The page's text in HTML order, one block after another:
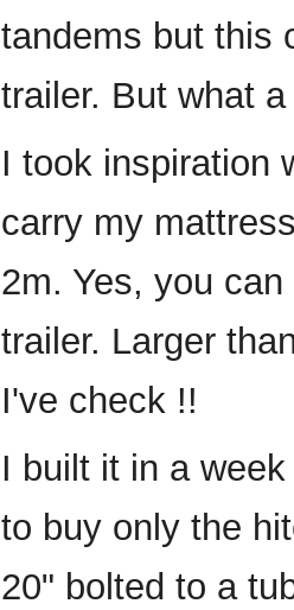
tandems but this
trailer. But what
I took inspiration
carry my
2m. Yes, you
trailer. Larger
I've check !!
I built it in a
to buy only the
20" bolted to a